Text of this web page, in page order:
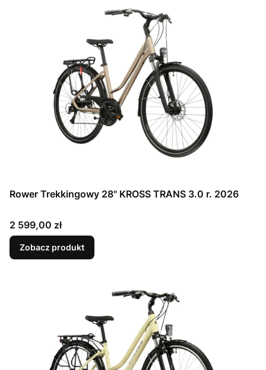
Rower Trekkingowy 28" KROSS TRANS 3.0 r. 2026
Cena
2 599,00 zł
Zobacz produkt